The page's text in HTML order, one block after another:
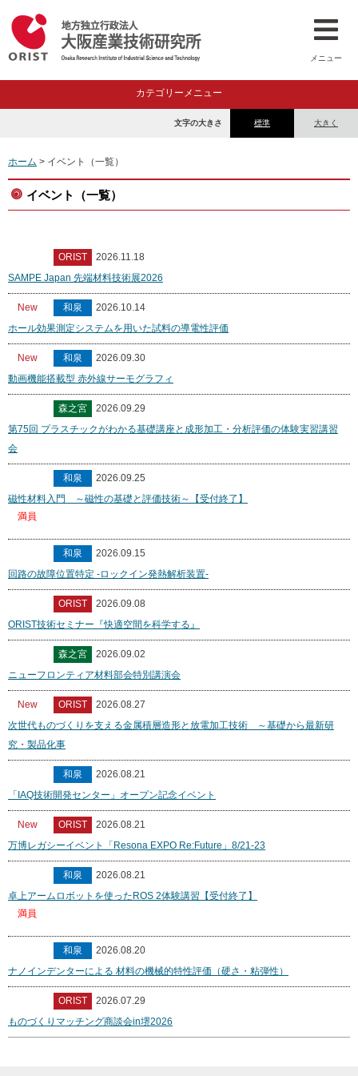
メニュー
カテゴリーメニュー
標準 大きく
文字の大きさ
ホーム > イベント（一覧）
イベント（一覧）
ORIST
2026.11.18
SAMPE Japan 先端材料技術展2026
New 和泉
2026.10.14
ホール効果測定システムを用いた試料の導電性評価
New 和泉
2026.09.30
動画機能搭載型 赤外線サーモグラフィ
森之宮
2026.09.29
第75回 プラスチックがわかる基礎講座と成形加工・分析評価の体験実習講習
会
和泉
2026.09.25
磁性材料入門 ～磁性の基礎と評価技術～【受付終了】
満員
和泉
2026.09.15
回路の故障位置特定 -ロックイン発熱解析装置-
ORIST
2026.09.08
ORIST技術セミナー『快適空間を科学する』
森之宮
2026.09.02
ニューフロンティア材料部会特別講演会
New ORIST
2026.08.27
次世代ものづくりを支える金属積層造形と放電加工技術 ～基礎から最新研
究・製品化事
和泉
2026.08.21
「IAQ技術開発センター」オープン記念イベント
New ORIST
2026.08.21
万博レガシーイベント「Resona EXPO Re:Future」8/21-23
和泉
2026.08.21
卓上アームロボットを使ったROS 2体験講習【受付終了】
満員
和泉
2026.08.20
ナノインデンターによる 材料の機械的特性評価（硬さ・粘弾性）
ORIST
2026.07.29
ものづくりマッチング商談会in堺2026